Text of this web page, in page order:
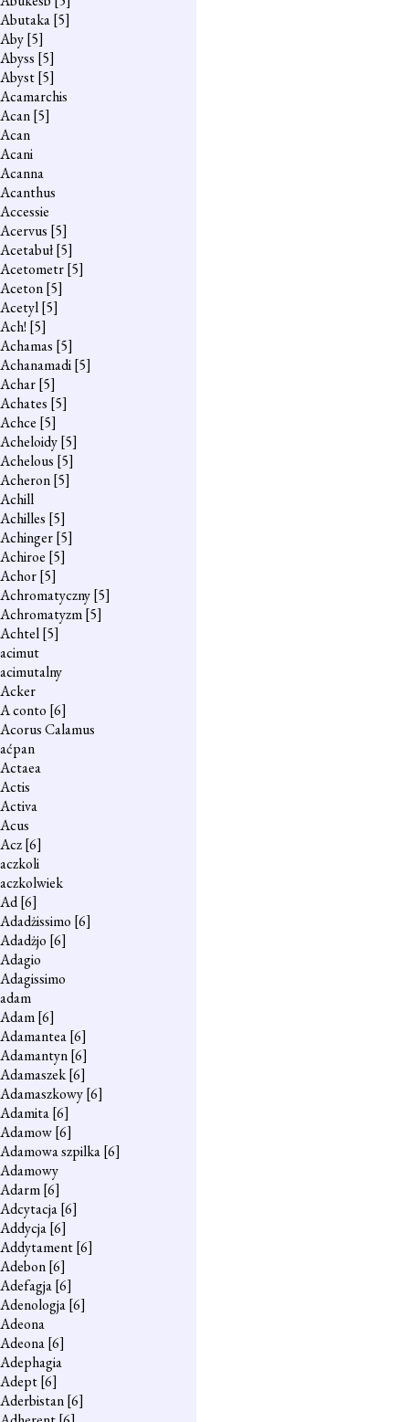
Abutaka[5]
Aby[5]
Abyss [5]
Abyst[5]
Acamarchis
Acan[5]
Acan
Acani
Acanna
Acanthus
Accessie
Acervus [5]
Acetabuł[5]
Acetometr[5]
Aceton[5]
Acetyl[5]
Ach! [5]
Achamas [5]
Achanamadi[5]
Achar[5]
Achates [5]
Achce [5]
Acheloidy[5]
Achelous [5]
Acheron[5]
Achill
Achilles [5]
Achinger[5]
Achiroe [5]
Achor[5]
Achromatyczny[5]
Achromatyzm[5]
Achtel[5]
acimut
acimutalny
Acker
A conto [6]
Acorus Calamus
aćpan
Actaea
Actis
Activa
Acus
Acz[6]
aczkoli
aczkolwiek
Ad[6]
Adadżissimo [6]
Adadżjo [6]
Adagio
Adagissimo
adam
Adam[6]
Adamantea[6]
Adamantyn[6]
Adamaszek[6]
Adamaszkowy[6]
Adamita[6]
Adamow[6]
Adamowa szpilka[6]
Adamowy
Adarm[6]
Adcytacja[6]
Addycja[6]
Addytament[6]
Adebon[6]
Adefagja[6]
Adenologja[6]
Adeona
Adeona[6]
Adephagia
Adept[6]
Aderbistan[6]